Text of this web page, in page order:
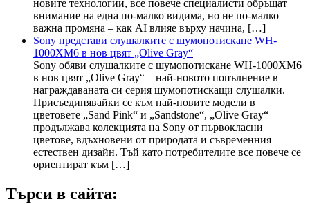
новите технологии, все повече специалисти обръщат
внимание на една по-малко видима, но не по-малко
важна промяна – как AI влияе върху начина, […]
Sony представи слушалките с шумопотискане WH-
1000XM6 в нов цвят „Olive Gray“
Sony обяви слушалките с шумопотискане WH-1000XM6
в нов цвят „Olive Gray“ – най-новото попълнение в
награждаваната си серия шумопотискащи слушалки.
Присъединявайки се към най-новите модели в
цветовете „Sand Pink“ и „Sandstone“, „Olive Gray“
продължава колекцията на Sony от първокласни
цветове, вдъхновени от природата и съвременния
естествен дизайн. Тъй като потребителите все повече се
ориентират към […]
Търси в сайта: